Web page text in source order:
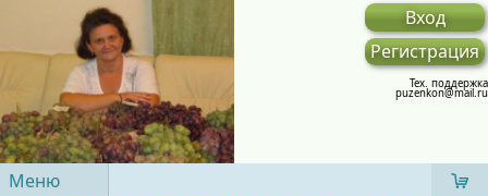
Вход
Регистрация
Тех. поддержка
puzenkon@mail.ru
Меню